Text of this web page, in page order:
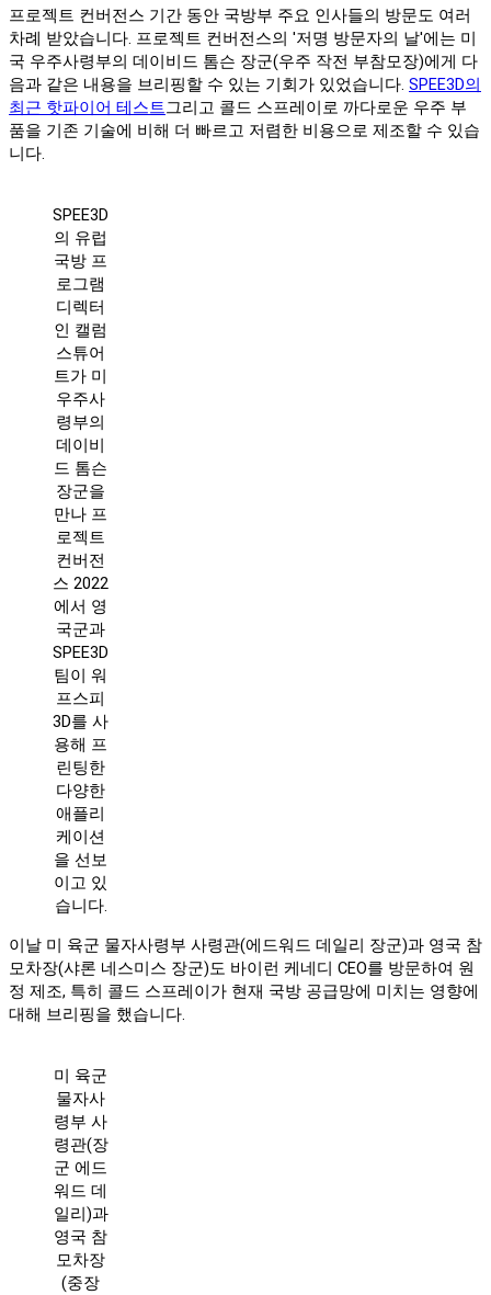
프로젝트 컨버전스 기간 동안 국방부 주요 인사들의 방문도 여러
차례 받았습니다. 프로젝트 컨버전스의 '저명 방문자의 날'에는 미
국 우주사령부의 데이비드 톰슨 장군(우주 작전 부참모장)에게 다
음과 같은 내용을 브리핑할 수 있는 기회가 있었습니다. SPEE3D의
최근 핫파이어 테스트그리고 콜드 스프레이로 까다로운 우주 부
품을 기존 기술에 비해 더 빠르고 저렴한 비용으로 제조할 수 있습
니다.
SPEE3D
의 유럽
국방 프
로그램
디렉터
인 캘럼
스튜어
트가 미
우주사
령부의
데이비
드 톰슨
장군을
만나 프
로젝트
컨버전
스 2022
에서 영
국군과
SPEE3D
팀이 워
프스피
3D를 사
용해 프
린팅한
다양한
애플리
케이션
을 선보
이고 있
습니다.
이날 미 육군 물자사령부 사령관(에드워드 데일리 장군)과 영국 참
모차장(샤론 네스미스 장군)도 바이런 케네디 CEO를 방문하여 원
정 제조, 특히 콜드 스프레이가 현재 국방 공급망에 미치는 영향에
대해 브리핑을 했습니다.
미 육군
물자사
령부 사
령관(장
군 에드
워드 데
일리)과
영국 참
모차장
(중장